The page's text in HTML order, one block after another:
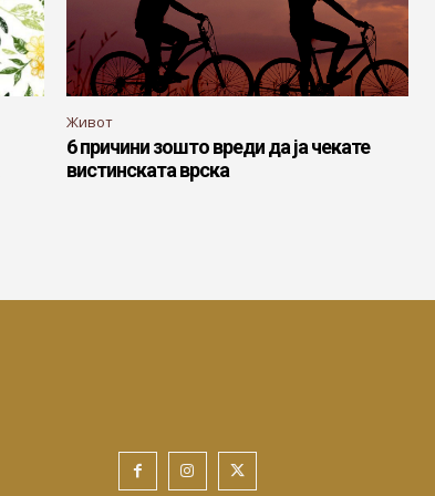
Живот
6 причини зошто вреди да ја чекате
вистинската врска